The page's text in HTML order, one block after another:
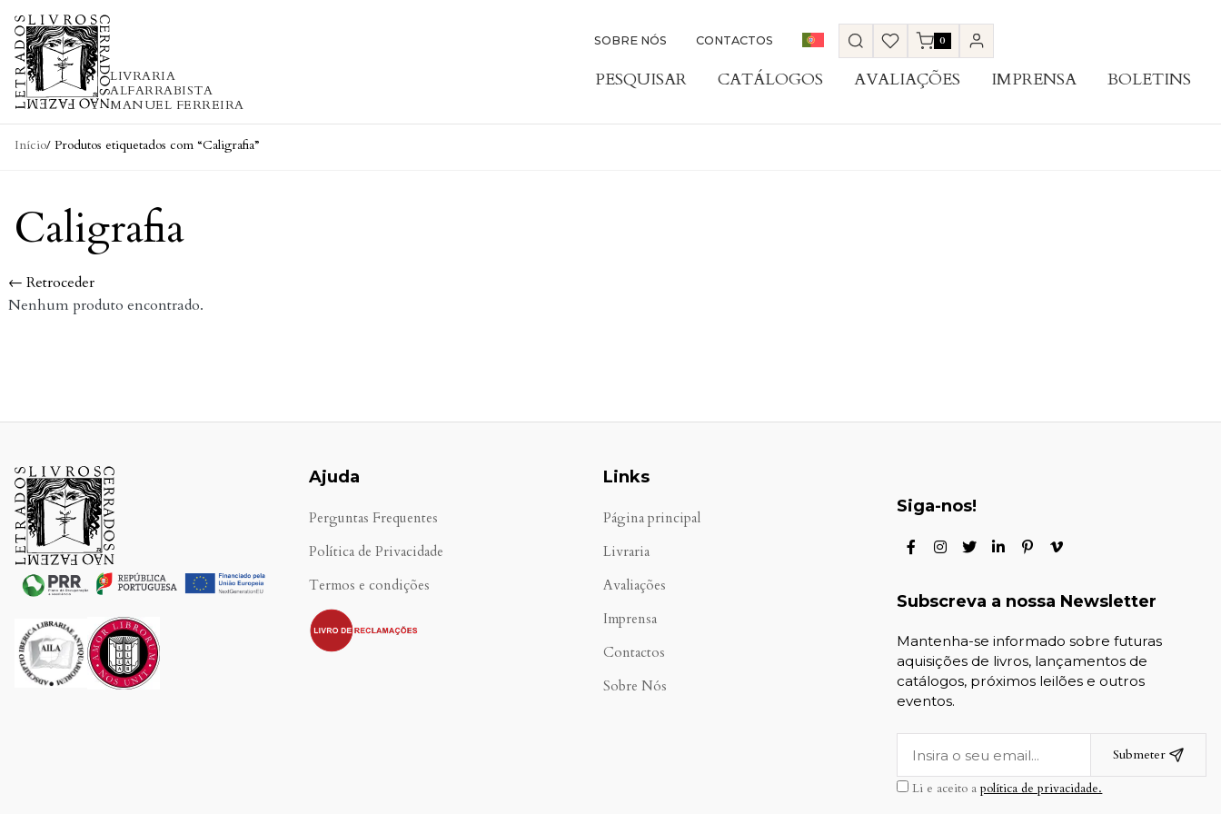
Skip to content
LIVRARIA
ALFARRABISTA
MANUEL FERREIRA
SOBRE NÓS CONTACTOS 0
PESQUISAR CATÁLOGOS AVALIAÇÕES IMPRENSA BOLETINS
Início/ Produtos etiquetados com “Caligrafia”
Caligrafia
← Retroceder
Nenhum produto encontrado.
Ajuda
Perguntas Frequentes
Política de Privacidade
Termos e condições
.
Links
Página principal
Livraria
Avaliações
Imprensa
Contactos
Sobre Nós
Siga-nos!
Subscreva a nossa Newsletter
Mantenha-se informado sobre futuras
aquisições de livros, lançamentos de
catálogos, próximos leilões e outros
eventos.
Submeter
Li e aceito apolítica de privacidade.